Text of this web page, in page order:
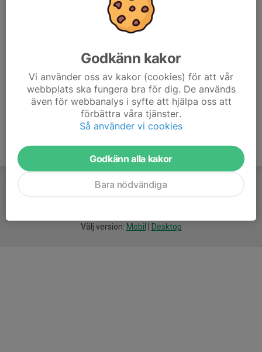
Välj version: Mobil Desktop
Godkänn kakor
Vi använder oss av kakor (cookies) för att vår
webbplats ska fungera bra för dig. De används
även för webbanalys i syfte att hjälpa oss att
förbättra våra tjänster.
Så använder vi cookies
Godkänn alla kakor
Bara nödvändiga